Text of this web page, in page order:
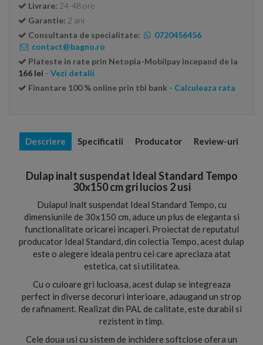
Livrare: 24-48 ore
Garantie: 2 ani
Consultanta de specialitate:
0720456456
contact@bagno.ro
Plateste in rate prin Netopia-Mobilpay incepand de la
166 lei - Vezi detalii
Finantare 100 % online prin tbi bank - Calculeaza rata
Descriere Specificatii Producator Review-uri
Dulap inalt suspendat Ideal Standard Tempo
30x150 cm gri lucios 2 usi
Dulapul inalt suspendat Ideal Standard Tempo, cu
dimensiunile de 30x150 cm, aduce un plus de eleganta si
functionalitate oricarei incaperi. Proiectat de reputatul
producator Ideal Standard, din colectia Tempo, acest dulap
este o alegere ideala pentru cei care apreciaza atat
estetica, cat si utilitatea.
Cu o culoare gri lucioasa, acest dulap se integreaza
perfect in diverse decoruri interioare, adaugand un strop
de rafinament. Realizat din PAL de calitate, este durabil si
rezistent in timp.
Cele doua usi cu sistem de inchidere softclose ofera un